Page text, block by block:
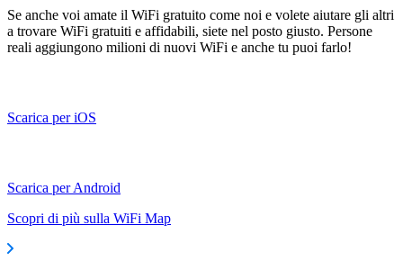
Se anche voi amate il WiFi gratuito come noi e volete aiutare gli altri
a trovare WiFi gratuiti e affidabili, siete nel posto giusto. Persone
reali aggiungono milioni di nuovi WiFi e anche tu puoi farlo!
Scarica per iOS
Scarica per Android
Scopri di più sulla WiFi Map